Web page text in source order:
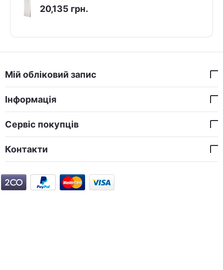
20,135 грн.
Мій обліковий запис
Інформація
Сервіс покупців
Контакти